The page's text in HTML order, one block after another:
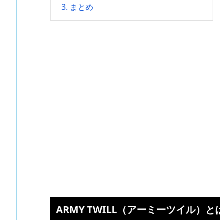
3. まとめ
ARMY TWILL（アーミーツイル）と